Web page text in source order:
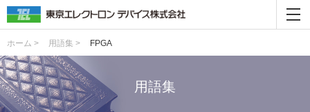
ホーム > 用語集 > FPGA
用語集